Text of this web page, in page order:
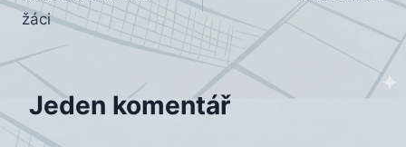
pro
příspěvek
žáci
Jeden komentář